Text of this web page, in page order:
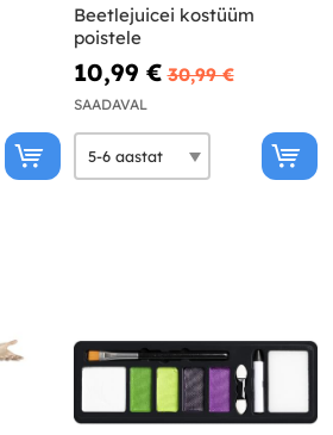
Beetlejuicei kostüüm
poistele
10,99 € 30,99 €
SAADAVAL